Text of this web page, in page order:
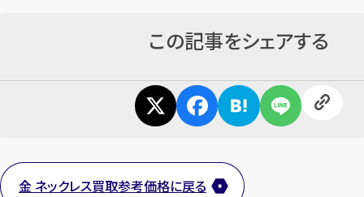
この記事をシェアする
金 ネックレス買取参考価格に戻る